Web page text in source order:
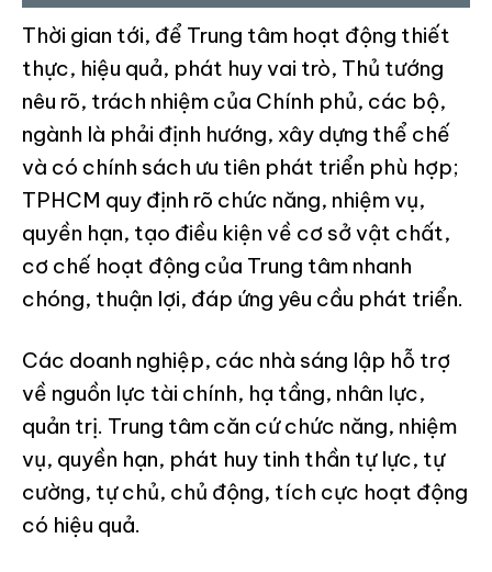
Thời gian tới, để Trung tâm hoạt động thiết
thực, hiệu quả, phát huy vai trò, Thủ tướng
nêu rõ, trách nhiệm của Chính phủ, các bộ,
ngành là phải định hướng, xây dựng thể chế
và có chính sách ưu tiên phát triển phù hợp;
TPHCM quy định rõ chức năng, nhiệm vụ,
quyền hạn, tạo điều kiện về cơ sở vật chất,
cơ chế hoạt động của Trung tâm nhanh
chóng, thuận lợi, đáp ứng yêu cầu phát triển.
Các doanh nghiệp, các nhà sáng lập hỗ trợ
về nguồn lực tài chính, hạ tầng, nhân lực,
quản trị. Trung tâm căn cứ chức năng, nhiệm
vụ, quyền hạn, phát huy tinh thần tự lực, tự
cường, tự chủ, chủ động, tích cực hoạt động
có hiệu quả.